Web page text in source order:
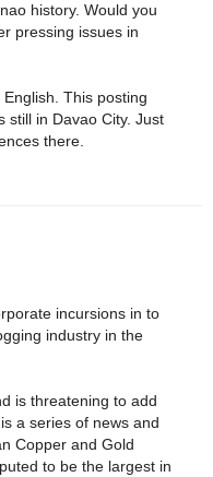
history. Would you
pressing issues in
This posting
still in Davao City. Just
there.
incursions in to
industry in the
is threatening to add
a series of news and
Copper and Gold
to be the largest in